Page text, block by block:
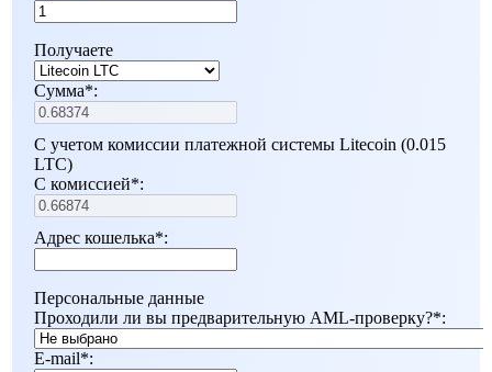
Получаете
Сумма*:
С учетом комиссии платежной системы Litecoin (0.015
LTC)
С комиссией*:
Адрес кошелька*:
Персональные данные
Проходили ли вы предварительную AML-проверку?*:
E-mail*: